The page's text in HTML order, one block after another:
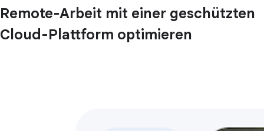
Remote-Arbeit mit einer geschützten
Cloud-Plattform optimieren